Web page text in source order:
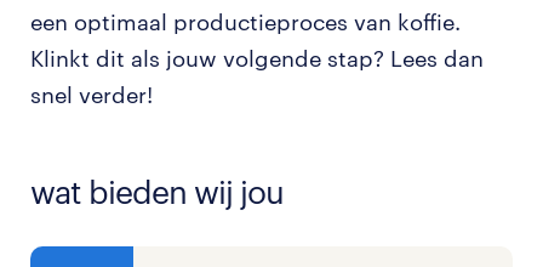
een optimaal productieproces van koffie.
Klinkt dit als jouw volgende stap? Lees dan
snel verder!
wat bieden wij jou